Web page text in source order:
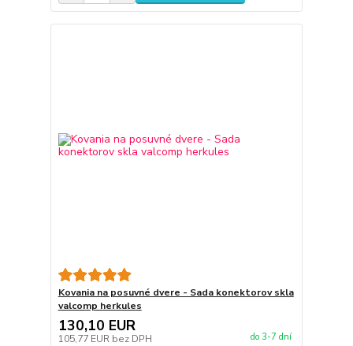
Kovania na posuvné dvere - Sada konektorov skla
valcomp herkules
130,10 EUR
105,77 EUR bez DPH do 3-7 dní